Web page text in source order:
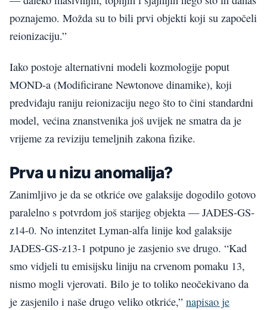
poznajemo. Možda su to bili prvi objekti koji su započeli
reionizaciju.”
Iako postoje alternativni modeli kozmologije poput
MOND-a (Modificirane Newtonove dinamike), koji
predviđaju raniju reionizaciju nego što to čini standardni
model, većina znanstvenika još uvijek ne smatra da je
vrijeme za reviziju temeljnih zakona fizike.
Prva u nizu anomalija?
Zanimljivo je da se otkriće ove galaksije dogodilo gotovo
paralelno s potvrdom još starijeg objekta — JADES-GS-
z14-0. No intenzitet Lyman-alfa linije kod galaksije
JADES-GS-z13-1 potpuno je zasjenio sve drugo. “Kad
smo vidjeli tu emisijsku liniju na crvenom pomaku 13,
nismo mogli vjerovati. Bilo je to toliko neočekivano da
je zasjenilo i naše drugo veliko otkriće,” napisao je